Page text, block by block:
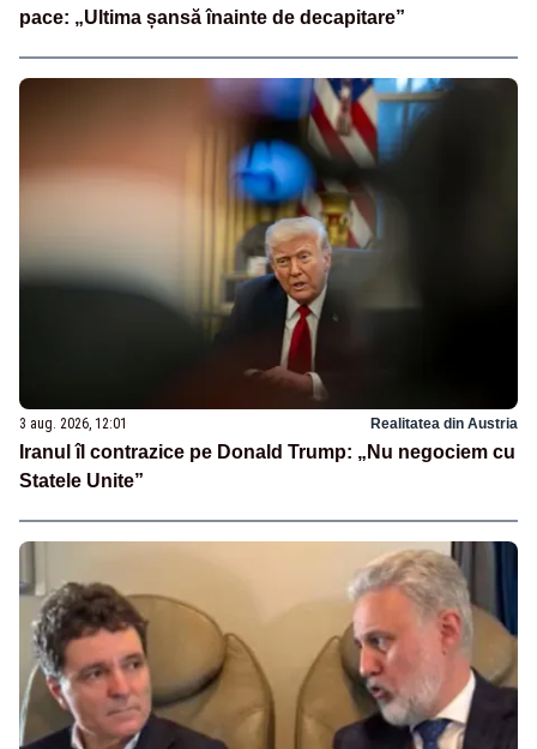
pace: „Ultima șansă înainte de decapitare”
3 aug. 2026, 12:01 Realitatea din Austria
Iranul îl contrazice pe Donald Trump: „Nu negociem cu
Statele Unite”